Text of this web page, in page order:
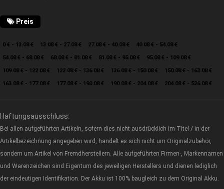
Preis
0 € - 13.08 € 13.08 € - 27.08 € 27.08 € - 40.08 €
40.08 € - 54.08 €
54.08 € - 68.08 €
68.08 € - 81.08 € 81.08 € - 95.08 €
95.08 € - 109.08 €
109.08 € - 122.08 €
122.08 € - 136.08 € 136.08 € - 150.08 €
150.08 € - 163.08 €
163.08 € - 177.08 €
177.08 € - 190.08 € 190.08 € - 204.08 € 204.08 € - 526.08 €
Haftungsausschluss:
Bei allen aufgeführten Artikeln, sofern dies nicht ausdrücklich im Titel / in der
Artikelbezeichnung angegeben wird, handelt es sich nicht um Originalzubehör,
sondern um Artikel von Fremdherstellern. Alle aufgeführten Firmen-, Markennamen
und Warenzeichen sind Eigentum des jeweiligen Herstellers und dienen lediglich
der eindeutigen Identifikation. Der Akku ist 100% baugleich zu dem Original Akku.